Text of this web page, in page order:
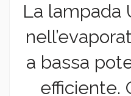
La lampada
a bassa
efficiente.